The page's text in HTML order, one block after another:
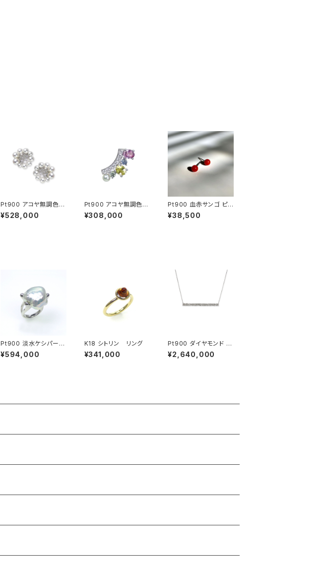
Pt900 アコヤ無調色ベ
ビーパール ダイヤモン
ド ピアス
¥528,000
Pt900 アコヤ無調色パ
ール サファイア ミント
ガーネット ダイヤモンド
¥308,000
Pt900 血赤サンゴ ピア
ス
¥38,500
Pt900 淡水ケシパール
リング
¥594,000
K18 シトリン リング
¥341,000
Pt900 ダイヤモンド ペ
ンダントネックレス
¥2,640,000